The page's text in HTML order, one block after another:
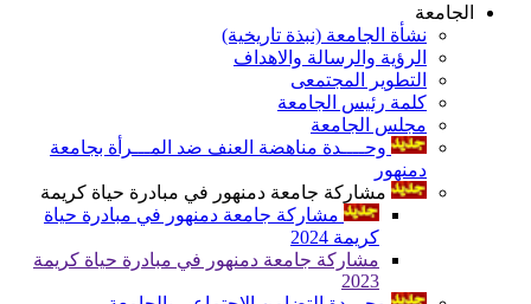
الجامعة
نشأة الجامعة (نبذة تاريخية)
الرؤية والرسالة والاهداف
التطوير المجتمعى
كلمة رئيس الجامعة
مجلس الجامعة
وحــــدة مناهضة العنف ضد المـــرأة بجامعة
دمنهور
مشاركة جامعة دمنهور في مبادرة حياة كريمة
مشاركة جامعة دمنهور في مبادرة حياة
كريمة 2024
مشاركة جامعة دمنهور في مبادرة حياة كريمة
2023